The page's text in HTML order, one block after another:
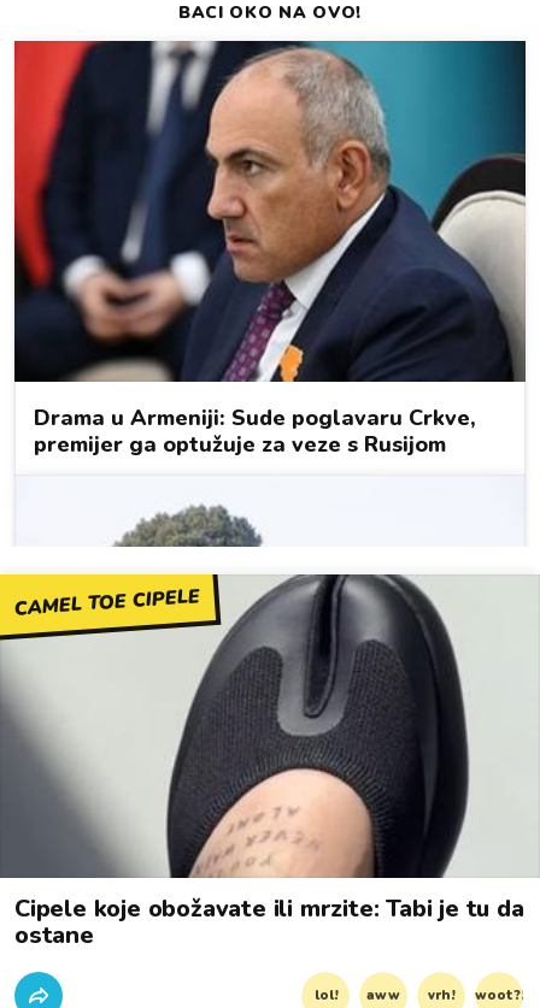
CAMEL TOE CIPELE
Cipele koje obožavate ili mrzite: Tabi je tu da
ostane
lol! aww vrh! woot?!